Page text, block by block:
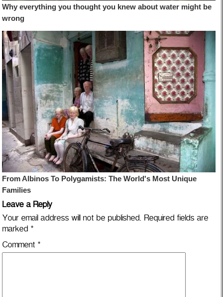
Leave a Reply
Your email address will not be published. Required fields are
marked *
Comment *